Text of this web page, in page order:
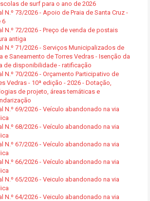
de surf para o ano de 2026
N.º 73/2026 - Apoio de Praia de Santa Cruz -
6
N.º 72/2026 - Preço de venda de postais
antiga
N.º 71/2026 - Serviços Municipalizados de
e Saneamento de Torres Vedras - Isenção da
de disponibilidade - ratificação
N.º 70/2026 - Orçamento Participativo de
Vedras - 10ª edição - 2026 - Dotação,
de projeto, áreas temáticas e
N.º 69/2026 - Veículo abandonado na via
N.º 68/2026 - Veículo abandonado na via
N.º 67/2026 - Veículo abandonado na via
N.º 66/2026 - Veículo abandonado na via
N.º 65/2026 - Veiculo abandonado na via
N.º 64/2026 - Veiculo abandonado na via